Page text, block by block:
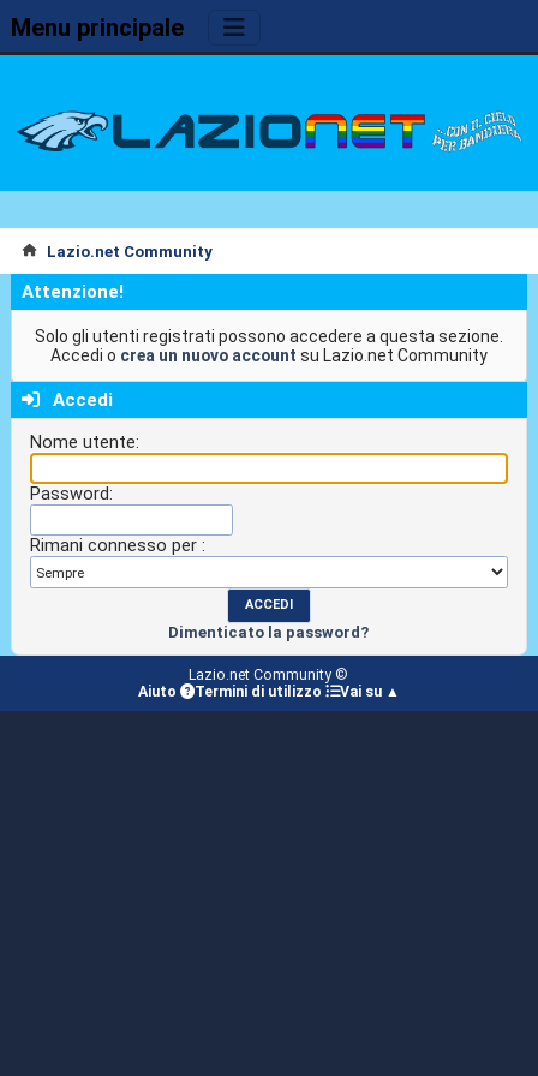
Menu principale
Lazio.net Community
Attenzione!
Solo gli utenti registrati possono accedere a questa sezione.
Accedi o crea un nuovo account su Lazio.net Community
Accedi
Nome utente:
Password:
Rimani connesso per :
Dimenticato la password?
Lazio.net Community ©
Aiuto
Termini di utilizzo Vai su ▲